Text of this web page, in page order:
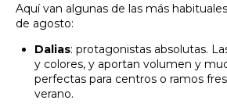
Aquí van algunas de las más
de agosto:
Dalias: protagonistas absolutas.
y colores, y aportan volumen y
perfectas para centros o ramos
verano.